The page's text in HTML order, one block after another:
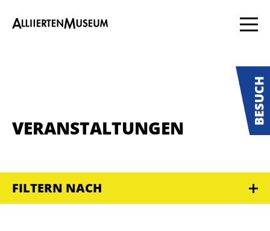
VERANSTALTUNGEN
FILTERN NACH